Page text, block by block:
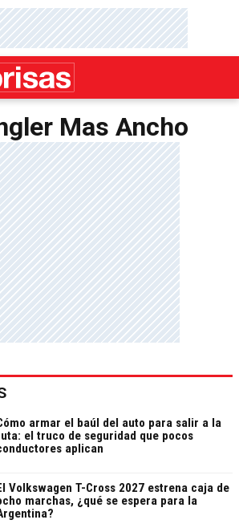
Mas Ancho
armar el baúl del auto para salir a la
el truco de seguridad que pocos
aplican
Volkswagen T-Cross 2027 estrena caja de
marchas, ¿qué se espera para la